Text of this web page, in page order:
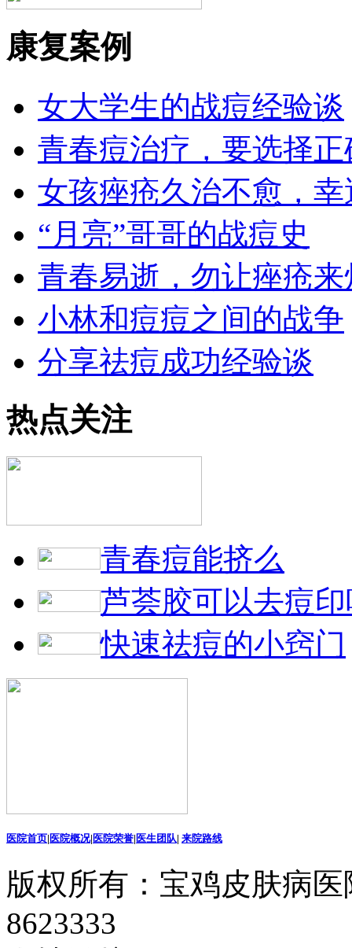
康复案例
女大学生的战痘经验谈
青春痘治疗，要选择
女孩痤疮久治不愈，
“月亮”哥哥的战痘史
青春易逝，勿让痤疮来
小林和痘痘之间的战争
分享祛痘成功经验谈
热点关注
青春痘能挤么
芦荟胶可以去痘
快速祛痘的小窍门
医院首页| 医院概况| 医院荣誉| 医生团队| 来院路线
版权所有：宝鸡皮肤病
8623333